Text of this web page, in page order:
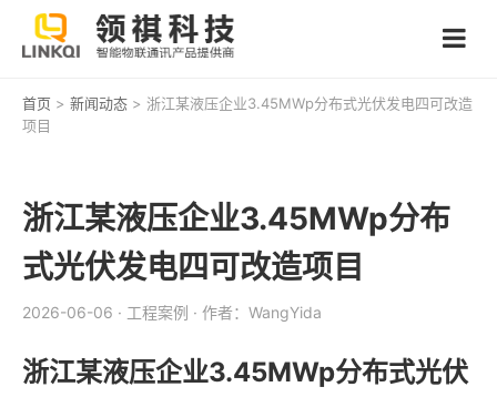
首页 > 新闻动态 > 浙江某液压企业3.45MWp分布式光伏发电四可改造
项目
浙江某液压企业3.45MWp分布
式光伏发电四可改造项目
2026-06-06 · 工程案例 · 作者：WangYida
浙江某液压企业3.45MWp分布式光伏